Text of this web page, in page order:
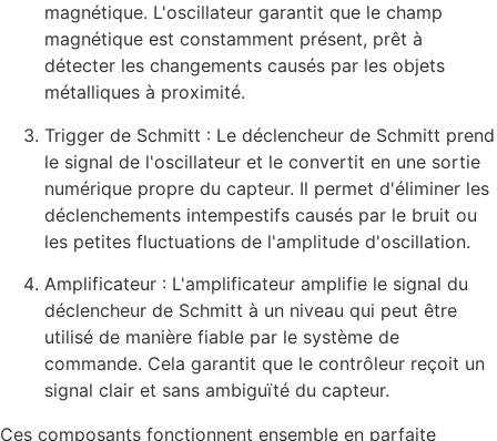
magnétique. L'oscillateur garantit que le champ
magnétique est constamment présent, prêt à
détecter les changements causés par les objets
métalliques à proximité.
Trigger de Schmitt : Le déclencheur de Schmitt prend
le signal de l'oscillateur et le convertit en une sortie
numérique propre du capteur. Il permet d'éliminer les
déclenchements intempestifs causés par le bruit ou
les petites fluctuations de l'amplitude d'oscillation.
Amplificateur : L'amplificateur amplifie le signal du
déclencheur de Schmitt à un niveau qui peut être
utilisé de manière fiable par le système de
commande. Cela garantit que le contrôleur reçoit un
signal clair et sans ambiguïté du capteur.
Ces composants fonctionnent ensemble en parfaite